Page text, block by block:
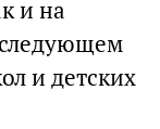
и на
следующем
и детских